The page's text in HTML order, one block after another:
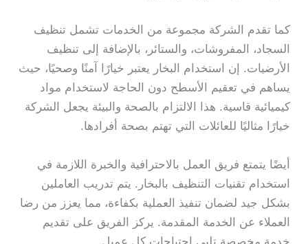
كما تقدم الشركة مجموعة من الخدمات تشمل تنظيف
السجاد، المفروشات، والستائر، بالإضافة إلى تنظيف
الأرضيات. إن استخدام البخار يعتبر خيارًا آمنًا وصحيًا، حيث
يساهم في تعقيم الأسطح دون الحاجة لاستخدام مواد
كيميائية قاسية. هذا الالتزام بالصحة والبيئة يجعل الشركة
خيارًا مثاليًا للعائلات التي تهتم بصحة أفرادها.
أيضًا يتمتع فريق العمل بالاحترافية والخبرة اللازمة في
استخدام تقنيات التنظيف بالبخار. يتم تدريب العاملين
بشكل جيد لضمان تنفيذ العملية بكفاءة، مما يعزز من رضا
العملاء عن الخدمة المقدمة. يركز الفريق على تقديم
خدمة مخصصة تلبي احتياجات كل عميل.